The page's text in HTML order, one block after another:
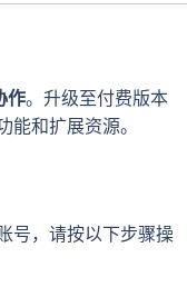
作。升级至付费版本
能和扩展资源。
号，请按以下步骤操